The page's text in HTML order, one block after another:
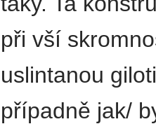
při vší
uslintanou
případně jak/